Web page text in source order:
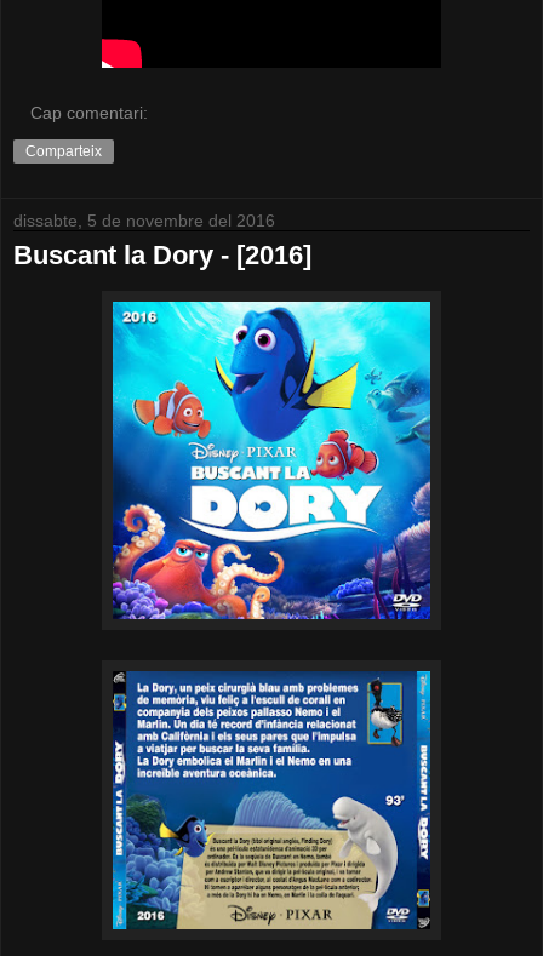
Cap comentari:
Comparteix
dissabte, 5 de novembre del 2016
Buscant la Dory - [2016]